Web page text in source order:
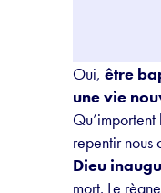
Oui, être
une vie
repentir nous
Dieu
mort. Le